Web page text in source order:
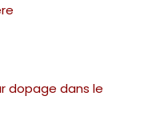
dopage dans le